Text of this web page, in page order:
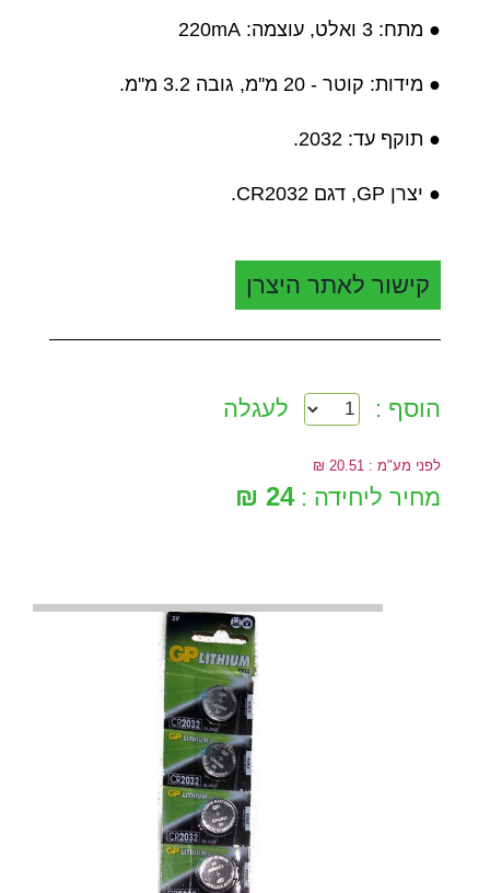
● מתח: 3 ואלט, עוצמה: 220mA
● מידות: קוטר - 20 מ''מ, גובה 3.2 מ''מ.
● תוקף עד: 2032.
● יצרן GP, דגם CR2032.
קישור לאתר היצרן
הוסף : לעגלה
לפני מע"מ : 20.51 ₪
מחיר ליחידה :24 ₪